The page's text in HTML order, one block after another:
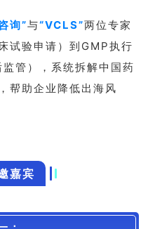
询”与“VCLS”两位专家
试验申请）到 GMP执行
管），系统拆解中国药
帮助企业降低出海风
嘉宾